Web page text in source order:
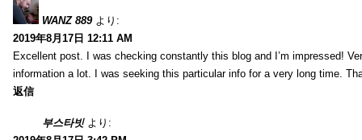
WANZ 889 より:
2019年8月17日 12:11 AM
Excellent post. I was checking constantly this blog and I’m impressed!
information a lot. I was seeking this particular info for a very long time.
返信
부스타빗 より: